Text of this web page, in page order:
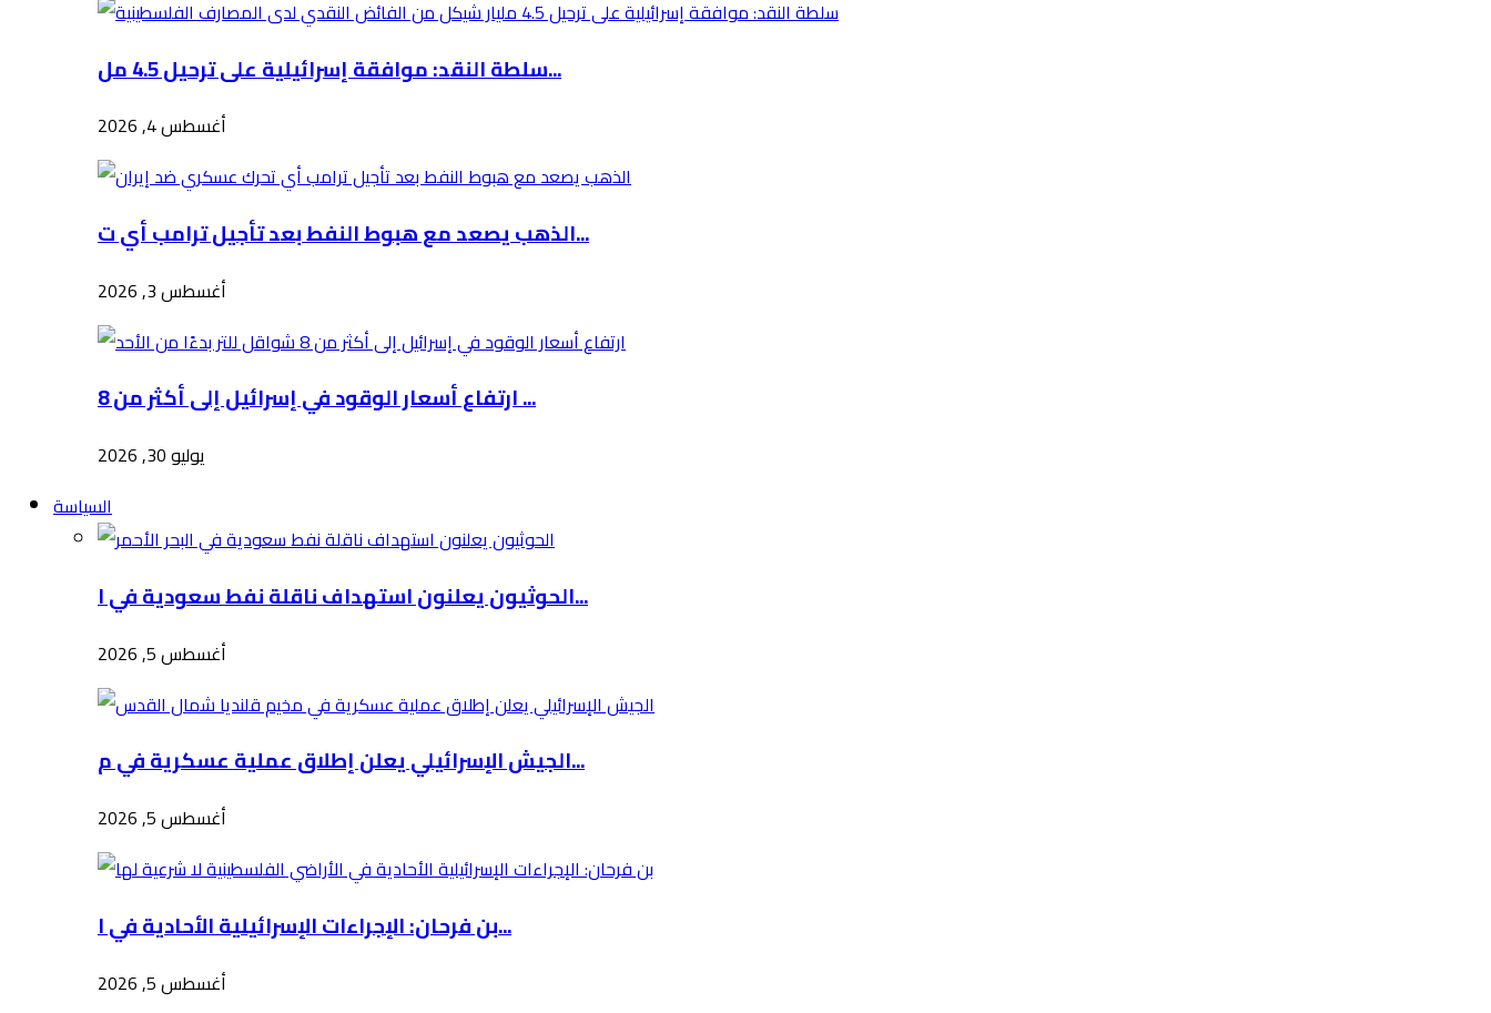
سلطة النقد: موافقة إسرائيلية على ترحيل 4.5 مل...
أغسطس 4, 2026
الذهب يصعد مع هبوط النفط بعد تأجيل ترامب أي ت...
أغسطس 3, 2026
ارتفاع أسعار الوقود في إسرائيل إلى أكثر من 8 ...
يوليو 30, 2026
السياسة
الحوثيون يعلنون استهداف ناقلة نفط سعودية في ا...
أغسطس 5, 2026
الجيش الإسرائيلي يعلن إطلاق عملية عسكرية في م...
أغسطس 5, 2026
بن فرحان: الإجراءات الإسرائيلية الأحادية في ا...
أغسطس 5, 2026